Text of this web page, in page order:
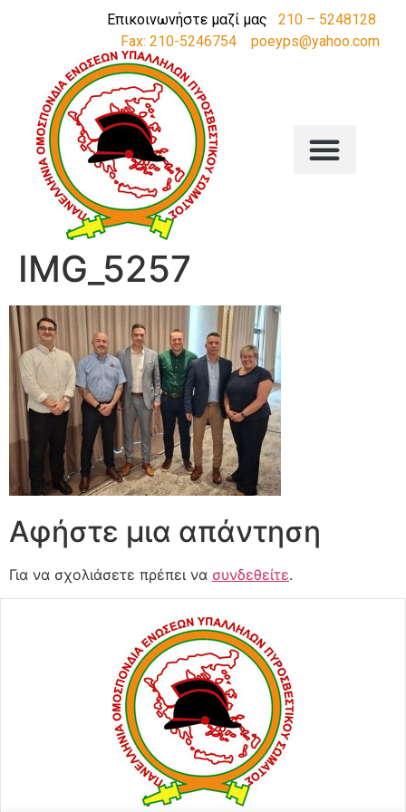
Επικοινωνήστε μαζί μας 210 – 5248128
Fax: 210-5246754
poeyps@yahoo.com
IMG_5257
Αφήστε μια απάντηση
Για να σχολιάσετε πρέπει να συνδεθείτε.